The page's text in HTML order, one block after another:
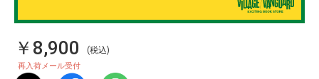
￥8,900 (税込)
再入荷メール受付